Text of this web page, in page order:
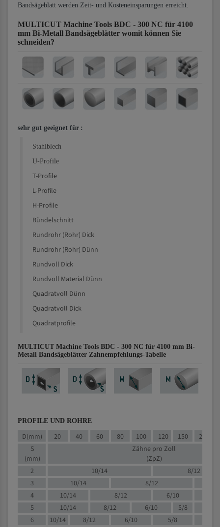
Bandsägeblatt werden Zeit- und Kosteneinsparungen erreicht.
MULTICUT Machine Tools BDC - 300 NC für 4100
mm Bi-Metall Bandsägeblätter womit können Sie
schneiden?
sehr gut geeignet für :
Stahlblech
U-Profile
T-Profile
L-Profile
H-Profile
Bündelschnitt
Rundrohr (Rohr) Dick
Rundrohr (Rohr) Dünn
Rundvoll Dick
Rundvoll Material Dünn
Quadratvoll Dünn
Quadratvoll Dick
Quadratprofile
MULTICUT Machine Tools BDC - 300 NC für 4100 mm Bi-
Metall Bandsägeblätter Zahnempfehlungs-Tabelle
PROFILE UND ROHRE
D(mm) 20 40 60 80 100 120 150 200
S
(mm)
Zähne pro Zoll
(ZpZ)
2
10/14
8/12
3
10/14 8/12
4
10/14 8/12 6/10
5
10/14 8/12 6/10
5/8
6
10/14 8/12 6/10
5/8